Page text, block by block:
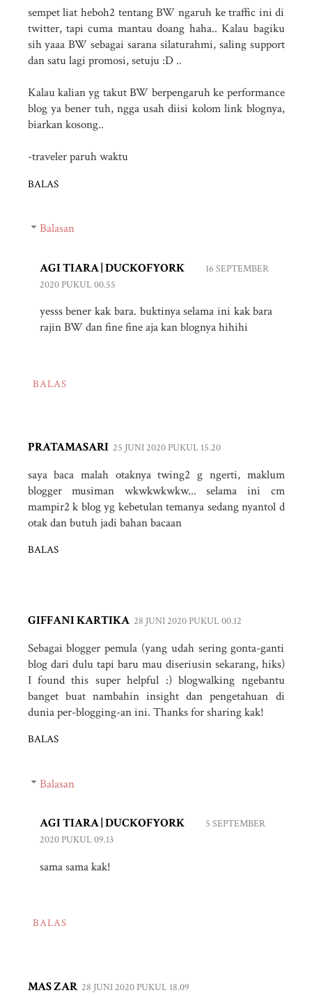
sempet liat heboh2 tentang BW ngaruh ke traffic ini di
twitter, tapi cuma mantau doang haha.. Kalau bagiku
sih yaaa BW sebagai sarana silaturahmi, saling support
dan satu lagi promosi, setuju :D ..
Kalau kalian yg takut BW berpengaruh ke performance
blog ya bener tuh, ngga usah diisi kolom link blognya,
biarkan kosong..
-traveler paruh waktu
BALAS
Balasan
AGI TIARA | DUCKOFYORK
16 SEPTEMBER
2020 PUKUL 00.55
yesss bener kak bara. buktinya selama ini kak bara
rajin BW dan fine fine aja kan blognya hihihi
BALAS
PRATAMASARI 25 JUNI 2020 PUKUL 15.20
saya baca malah otaknya twing2 g ngerti, maklum
blogger musiman wkwkwkwkw... selama ini cm
mampir2 k blog yg kebetulan temanya sedang nyantol d
otak dan butuh jadi bahan bacaan
BALAS
GIFFANI KARTIKA 28 JUNI 2020 PUKUL 00.12
Sebagai blogger pemula (yang udah sering gonta-ganti
blog dari dulu tapi baru mau diseriusin sekarang, hiks)
I found this super helpful :) blogwalking ngebantu
banget buat nambahin insight dan pengetahuan di
dunia per-blogging-an ini. Thanks for sharing kak!
BALAS
Balasan
AGI TIARA | DUCKOFYORK
5 SEPTEMBER
2020 PUKUL 09.13
sama sama kak!
BALAS
MAS ZAR 28 JUNI 2020 PUKUL 18.09